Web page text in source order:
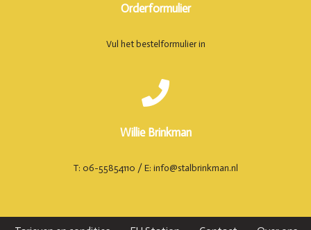
Orderformulier
Vul het bestelformulier in
Willie Brinkman
T: 06-55854110 / E: info@stalbrinkman.nl